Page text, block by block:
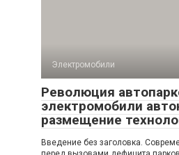
Электромобили
Революция
электромобили
размещение
Введение без заголовка.